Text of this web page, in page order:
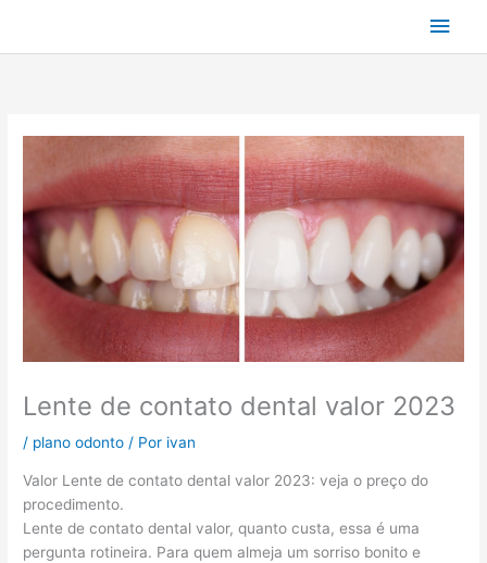
o
Lente de contato dental valor 2023
/ plano odonto / Por ivan
Valor Lente de contato dental valor 2023: veja o preço do
procedimento.
Lente de contato dental valor, quanto custa, essa é uma
pergunta rotineira. Para quem almeja um sorriso bonito e